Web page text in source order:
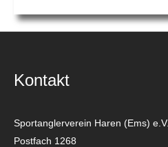
Kontakt
Sportanglerverein Haren (Ems) e.V.
Postfach 1268